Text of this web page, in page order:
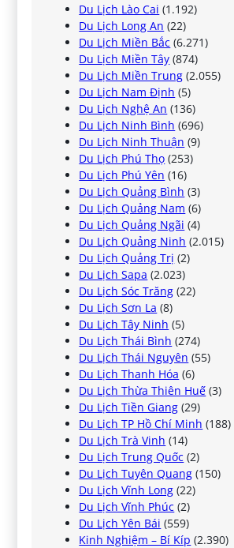
Du Lịch Lào Cai (1.192)
Du Lịch Long An (22)
Du Lịch Miền Bắc (6.271)
Du Lịch Miền Tây (874)
Du Lịch Miền Trung (2.055)
Du Lịch Nam Định (5)
Du Lịch Nghệ An (136)
Du Lịch Ninh Bình (696)
Du Lịch Ninh Thuận (9)
Du Lịch Phú Thọ (253)
Du Lịch Phú Yên (16)
Du Lịch Quảng Bình (3)
Du Lịch Quảng Nam (6)
Du Lịch Quảng Ngãi (4)
Du Lịch Quảng Ninh (2.015)
Du Lịch Quảng Trị (2)
Du Lịch Sapa (2.023)
Du Lịch Sóc Trăng (22)
Du Lịch Sơn La (8)
Du Lịch Tây Ninh (5)
Du Lịch Thái Bình (274)
Du Lịch Thái Nguyên (55)
Du Lịch Thanh Hóa (6)
Du Lịch Thừa Thiên Huế (3)
Du Lịch Tiền Giang (29)
Du Lịch TP Hồ Chí Minh (188)
Du Lịch Trà Vinh (14)
Du Lịch Trung Quốc (2)
Du Lịch Tuyên Quang (150)
Du Lịch Vĩnh Long (22)
Du Lịch Vĩnh Phúc (2)
Du Lịch Yên Bái (559)
Kinh Nghiệm – Bí Kíp (2.390)